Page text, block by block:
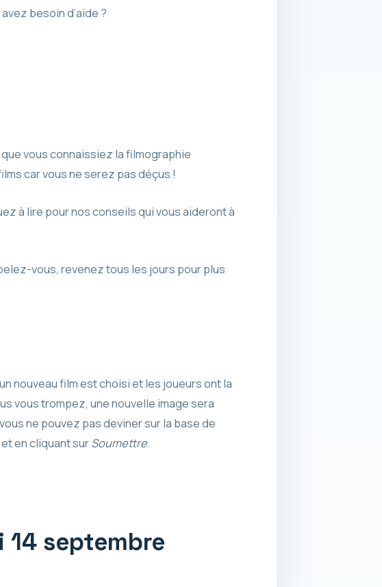
besoin d’aide ?
vous connaissiez la filmographie
car vous ne serez pas déçus !
à lire pour nos conseils qui vous aideront à
vous, revenez tous les jours pour plus
nouveau film est choisi et les joueurs ont la
vous trompez, une nouvelle image sera
ne pouvez pas deviner sur la base de
en cliquant surSoumettre.
14 septembre